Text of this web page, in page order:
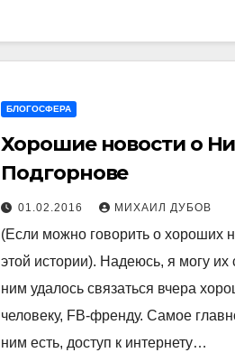
БЛОГОСФЕРА
Хорошие новости о
Подгорнове
01.02.2016 МИХАИЛ ДУБОВ
(Если можно говорить о хороших
этой истории). Надеюсь, я могу
ним удалось связаться вчера
человеку, FB-френду. Самое
ним есть, доступ к интернету…